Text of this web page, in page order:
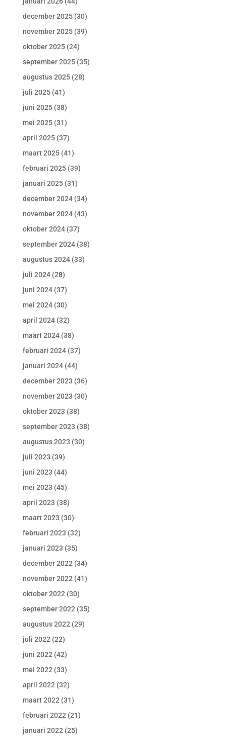
december 2025(30)
november 2025(39)
oktober 2025(24)
september 2025(35)
augustus 2025(28)
juli 2025(41)
juni 2025(38)
mei 2025(31)
april 2025(37)
maart 2025(41)
februari 2025(39)
januari 2025(31)
december 2024(34)
november 2024(43)
oktober 2024(37)
september 2024(38)
augustus 2024(33)
juli 2024(28)
juni 2024(37)
mei 2024(30)
april 2024(32)
maart 2024(38)
februari 2024(37)
januari 2024(44)
december 2023 (36)
november 2023 (30)
oktober 2023 (38)
september 2023 (38)
augustus 2023 (30)
juli 2023 (39)
juni 2023 (44)
mei 2023 (45)
april 2023 (38)
maart 2023 (30)
februari 2023 (32)
januari 2023 (35)
december 2022 (34)
november 2022 (41)
oktober 2022 (30)
september 2022 (35)
augustus 2022 (29)
juli 2022 (22)
juni 2022 (42)
mei 2022 (33)
april 2022 (32)
maart 2022 (31)
februari 2022 (21)
januari 2022 (25)